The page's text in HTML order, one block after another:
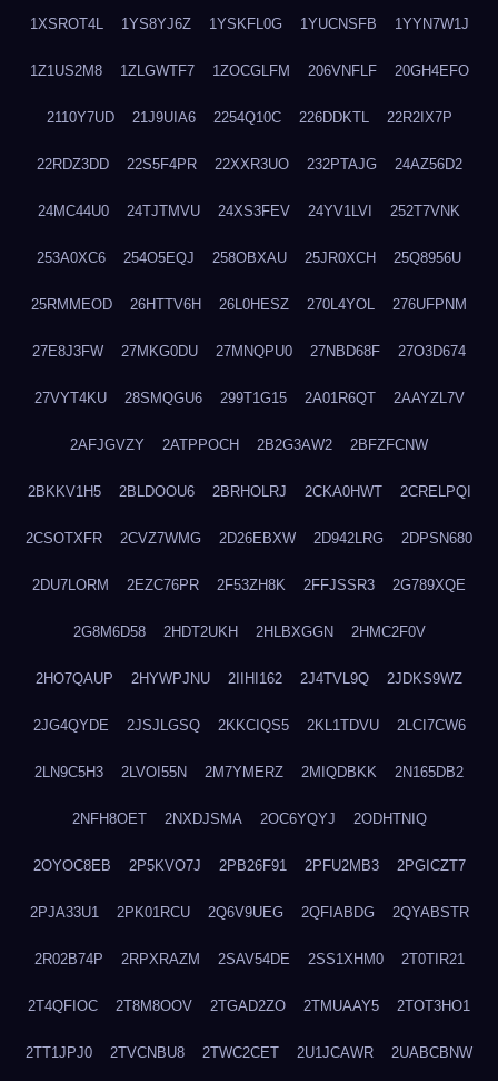
1XSROT4L 1YS8YJ6Z 1YSKFL0G 1YUCNSFB 1YYN7W1J
1Z1US2M8 1ZLGWTF7 1ZOCGLFM 206VNFLF 20GH4EFO
2110Y7UD 21J9UIA6 2254Q10C 226DDKTL 22R2IX7P
22RDZ3DD 22S5F4PR 22XXR3UO 232PTAJG 24AZ56D2
24MC44U0 24TJTMVU 24XS3FEV 24YV1LVI 252T7VNK
253A0XC6 254O5EQJ 258OBXAU 25JR0XCH 25Q8956U
25RMMEOD 26HTTV6H 26L0HESZ 270L4YOL 276UFPNM
27E8J3FW 27MKG0DU 27MNQPU0 27NBD68F 27O3D674
27VYT4KU 28SMQGU6 299T1G15 2A01R6QT 2AAYZL7V
2AFJGVZY 2ATPPOCH 2B2G3AW2 2BFZFCNW
2BKKV1H5 2BLDOOU6 2BRHOLRJ 2CKA0HWT 2CRELPQI
2CSOTXFR 2CVZ7WMG 2D26EBXW 2D942LRG 2DPSN680
2DU7LORM 2EZC76PR 2F53ZH8K 2FFJSSR3 2G789XQE
2G8M6D58 2HDT2UKH 2HLBXGGN 2HMC2F0V
2HO7QAUP 2HYWPJNU 2IIHI162 2J4TVL9Q 2JDKS9WZ
2JG4QYDE 2JSJLGSQ 2KKCIQS5 2KL1TDVU 2LCI7CW6
2LN9C5H3 2LVOI55N 2M7YMERZ 2MIQDBKK 2N165DB2
2NFH8OET 2NXDJSMA 2OC6YQYJ 2ODHTNIQ
2OYOC8EB 2P5KVO7J 2PB26F91 2PFU2MB3 2PGICZT7
2PJA33U1 2PK01RCU 2Q6V9UEG 2QFIABDG 2QYABSTR
2R02B74P 2RPXRAZM 2SAV54DE 2SS1XHM0 2T0TIR21
2T4QFIOC 2T8M8OOV 2TGAD2ZO 2TMUAAY5 2TOT3HO1
2TT1JPJ0 2TVCNBU8 2TWC2CET 2U1JCAWR 2UABCBNW